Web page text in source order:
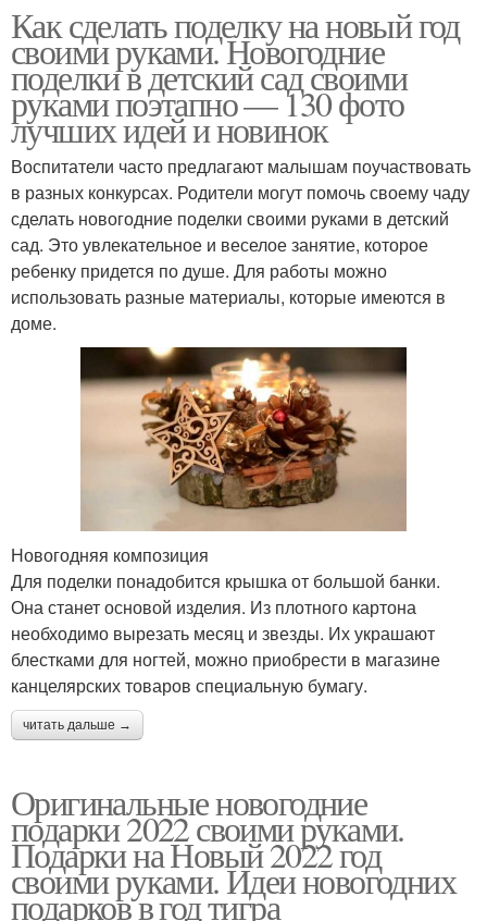
Как сделать поделку на новый год
своими руками. Новогодние
поделки в детский сад своими
руками поэтапно — 130 фото
лучших идей и новинок
Воспитатели часто предлагают малышам поучаствовать
в разных конкурсах. Родители могут помочь своему чаду
сделать новогодние поделки своими руками в детский
сад. Это увлекательное и веселое занятие, которое
ребенку придется по душе. Для работы можно
использовать разные материалы, которые имеются в
доме.
Новогодняя композиция
Для поделки понадобится крышка от большой банки.
Она станет основой изделия. Из плотного картона
необходимо вырезать месяц и звезды. Их украшают
блестками для ногтей, можно приобрести в магазине
канцелярских товаров специальную бумагу.
читать дальше →
Оригинальные новогодние
подарки 2022 своими руками.
Подарки на Новый 2022 год
своими руками. Идеи новогодних
подарков в год тигра